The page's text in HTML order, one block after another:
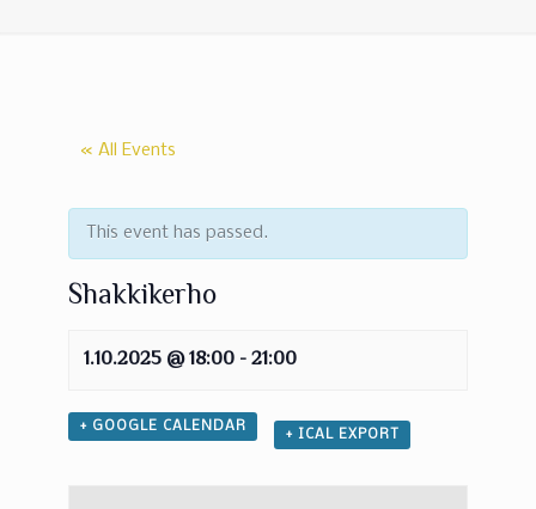
« All Events
This event has passed.
Shakkikerho
1.10.2025 @ 18:00- 21:00
+ GOOGLE CALENDAR
+ ICAL EXPORT